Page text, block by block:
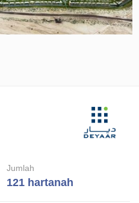
Jumlah
121 hartanah